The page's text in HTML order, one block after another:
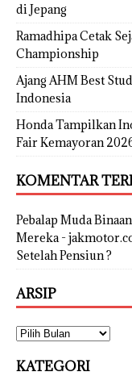
di Jepang
Ramadhipa Cetak
Championship
Ajang AHM Best
Indonesia
Honda Tampilkan
Fair Kemayoran
KOMENTAR
Pebalap Muda
Mereka -
Setelah Pensiun ?
ARSIP
KATEGORI